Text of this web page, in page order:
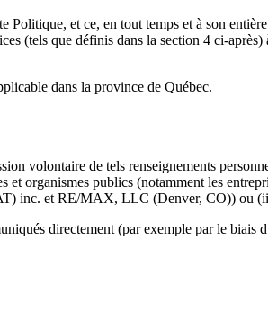
et ce, en tout temps et à son
(tels que définis dans la section 4 ci-
dans la province de Québec.
volontaire de tels renseignements
et organismes publics (notamment les
inc. et RE/MAX, LLC (Denver, CO)) ou
directement (par exemple par le